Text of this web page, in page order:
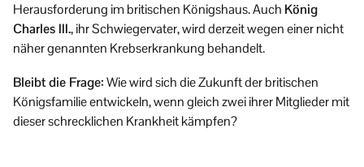
Herausforderung im britischen Königshaus. Auch König
Charles III., ihr Schwiegervater, wird derzeit wegen einer nicht
näher genannten Krebserkrankung behandelt.
Bleibt die Frage:Wie wird sich die Zukunft der britischen
Königsfamilie entwickeln, wenn gleich zwei ihrer Mitglieder mit
dieser schrecklichen Krankheit kämpfen?